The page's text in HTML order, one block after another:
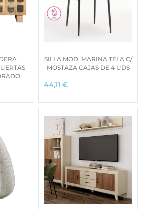
SILLA MOD. MARINA TELA C/
MOSTAZA CAJAS DE 4 UDS
44,11 €